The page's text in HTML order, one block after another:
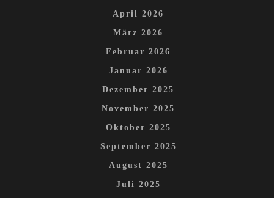
April 2026
März 2026
Februar 2026
Januar 2026
Dezember 2025
November 2025
Oktober 2025
September 2025
August 2025
Juli 2025